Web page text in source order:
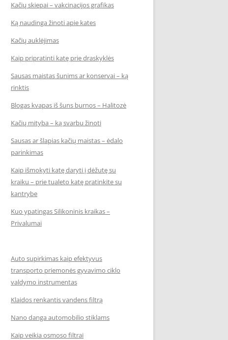
Kačių skiepai – vakcinacijos grafikas
Ką naudinga žinoti apie kates
Kačių auklėjimas
Kaip pripratinti katę prie draskyklės
Sausas maistas šunims ar konservai – ką
rinktis
Blogas kvapas iš šuns burnos – Halitozė
Kačių mityba – ką svarbu žinoti
Sausas ar šlapias kačių maistas – ėdalo
parinkimas
Kaip išmokyti katę daryti į dėžutę su
kraiku – prie tualeto katę pratinkite su
kantrybe
Kuo ypatingas Silikoninis kraikas –
Privalumai
Auto supirkimas kaip efektyvus
transporto priemonės gyvavimo ciklo
valdymo instrumentas
Klaidos renkantis vandens filtrą
Nano danga automobilio stiklams
Kaip veikia osmoso filtrai